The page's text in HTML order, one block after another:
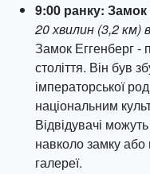
9:00 ранку: Замок
20 хвилин (3,2 км)
Замок Еггенберг -
століття. Він був
імператорської
національним
Відвідувачі
навколо замку або
галереї.